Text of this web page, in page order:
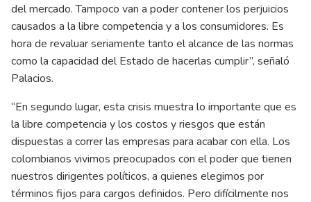
del mercado. Tampoco van a poder contener los perjuicios
causados a la libre competencia y a los consumidores. Es
hora de revaluar seriamente tanto el alcance de las normas
como la capacidad del Estado de hacerlas cumplir”, señaló
Palacios.
“En segundo lugar, esta crisis muestra lo importante que es
la libre competencia y los costos y riesgos que están
dispuestas a correr las empresas para acabar con ella. Los
colombianos vivimos preocupados con el poder que tienen
nuestros dirigentes políticos, a quienes elegimos por
términos fijos para cargos definidos. Pero difícilmente nos